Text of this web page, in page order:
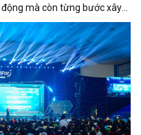
mà còn từng bước xây
sắc riêng.